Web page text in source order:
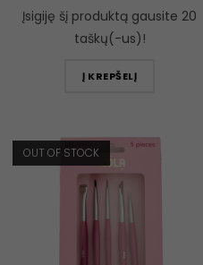
Įsigiję šį produktą gausite 20
taškų(-us)!
Į KREPŠELĮ
OUT OF STOCK